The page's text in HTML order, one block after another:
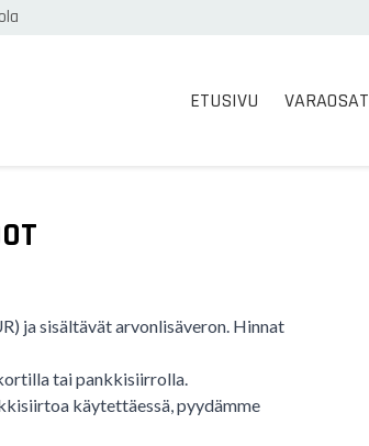
ETUSIVU VARAOSAT
ja sisältävät arvonlisäveron. Hinnat
tai pankkisiirrolla.
käytettäessä, pyydämme